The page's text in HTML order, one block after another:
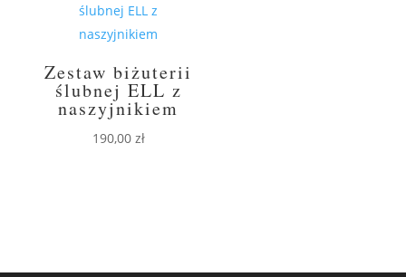
Zestaw biżuterii
ślubnej ELL z
naszyjnikiem
190,00 zł